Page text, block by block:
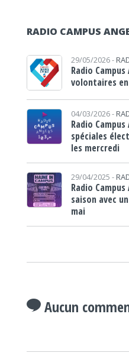
RADIO CAMPUS
29/05/2026 -
Radio
volontaires
04/03/2026 -
Radio
spéciales
les mercredi
29/04/2025 -
Radio
saison avec
mai
Aucun